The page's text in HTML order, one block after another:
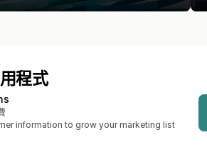
程式
information to grow your marketing list